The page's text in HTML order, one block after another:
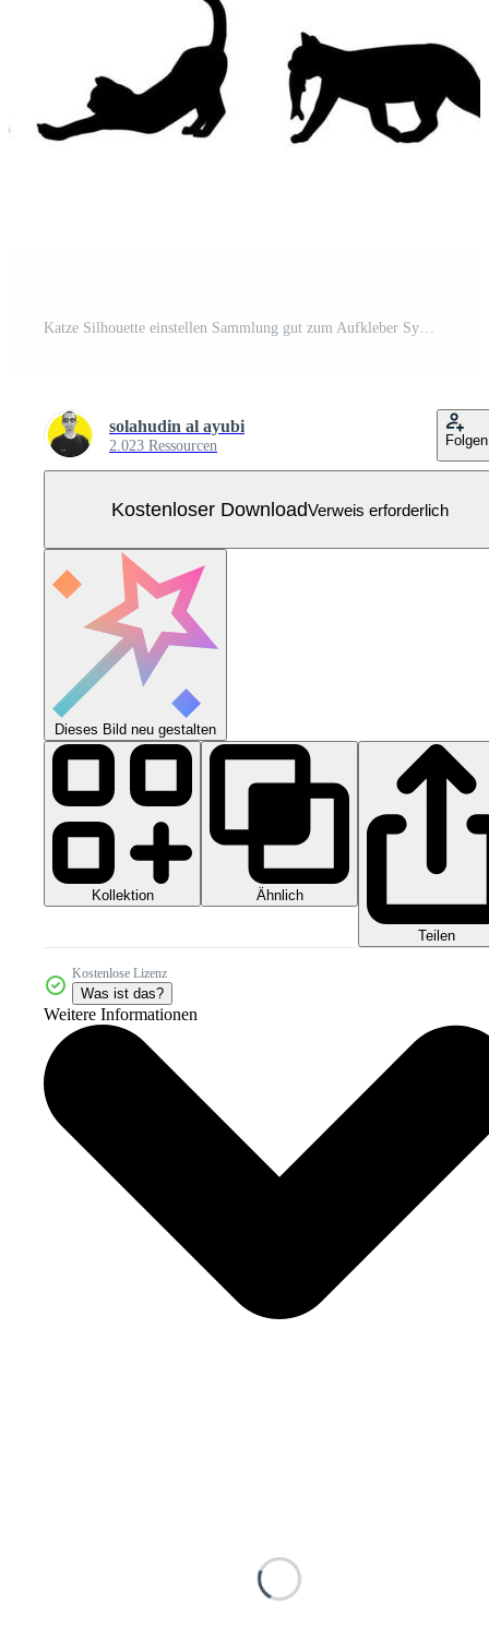
Katze Silhouette einstellen Sammlung gut zum Aufkleber Symbol Kostenloser Vektor
solahudin al ayubi
2.023 Ressourcen Folgen
Kostenloser DownloadVerweis erforderlich
Dieses Bild neu gestalten
Kollektion Ähnlich
Teilen
Kostenlose Lizenz
Was ist das?
Weitere Informationen